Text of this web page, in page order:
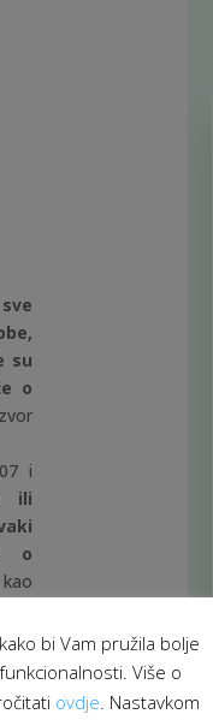
su
o
i
ili
o
bi Vam pružila bolje
Više o
ovdje . Nastavkom